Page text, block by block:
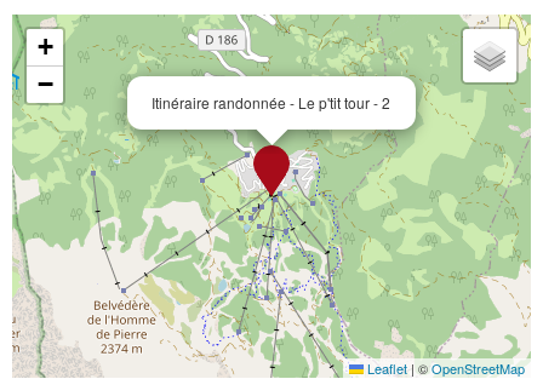
Itinéraire randonnée - Le p'tit tour - 2
+
−
Leaflet | ©OpenStreetMap